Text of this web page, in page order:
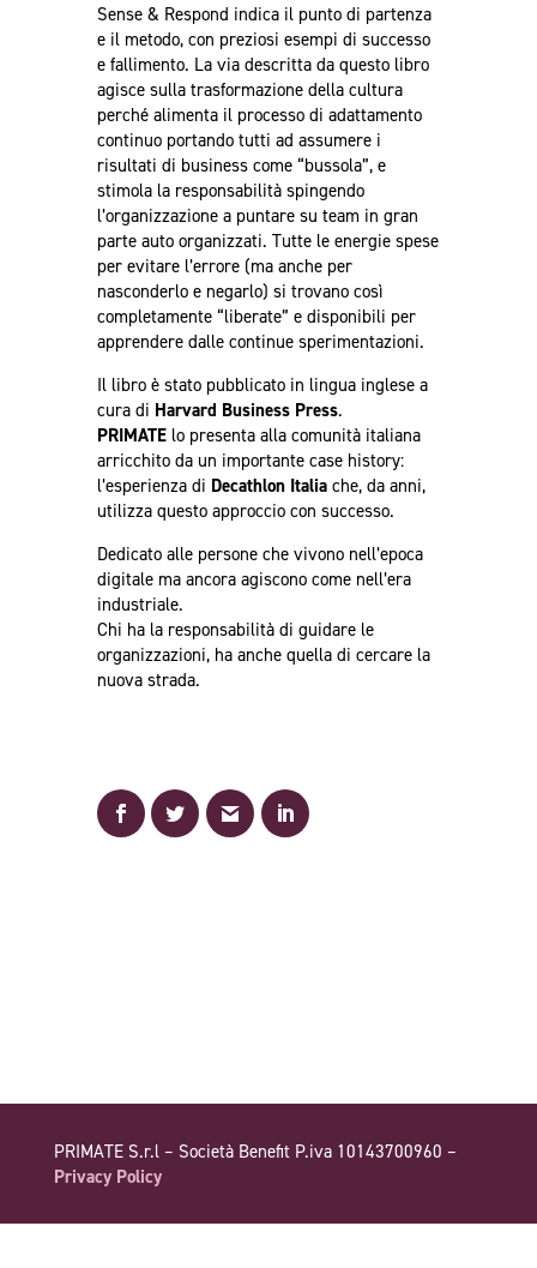
Sense & Respond indica il punto di partenza
e il metodo, con preziosi esempi di successo
e fallimento. La via descritta da questo libro
agisce sulla trasformazione della cultura
perché alimenta il processo di adattamento
continuo portando tutti ad assumere i
risultati di business come “bussola”, e
stimola la responsabilità spingendo
l’organizzazione a puntare su team in gran
parte auto organizzati. Tutte le energie spese
per evitare l’errore (ma anche per
nasconderlo e negarlo) si trovano così
completamente “liberate” e disponibili per
apprendere dalle continue sperimentazioni.
Il libro è stato pubblicato in lingua inglese a
cura di Harvard Business Press.
PRIMATElo presenta alla comunità italiana
arricchito da un importante case history:
l’esperienza di Decathlon Italiache, da anni,
utilizza questo approccio con successo.
Dedicato alle persone che vivono nell’epoca
digitale ma ancora agiscono come nell’era
industriale.
Chi ha la responsabilità di guidare le
organizzazioni, ha anche quella di cercare la
nuova strada.
PRIMATE S.r.l – Società Benefit P.iva 10143700960 –
Privacy Policy